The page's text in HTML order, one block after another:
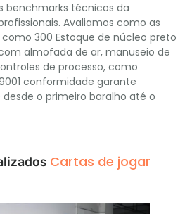
benchmarks técnicos da
Avaliamos como as
300 Estoque de núcleo preto
almofada de ar, manuseio de
de processo, como
conformidade garante
o primeiro baralho até o
Cartas de jogar